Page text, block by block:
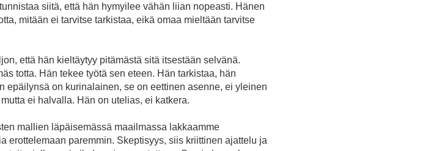
siitä, että hän hymyilee vähän liian nopeasti. Hänen
mitään ei tarvitse tarkistaa, eikä omaa mieltään tarvitse
että hän kieltäytyy pitämästä sitä itsestään selvänä.
totta. Hän tekee työtä sen eteen. Hän tarkistaa, hän
epäilynsä on kurinalainen, se on eettinen asenne, ei yleinen
ei halvalla. Hän on utelias, ei katkera.
mallien läpäisemässä maailmassa lakkaamme
erottelemaan paremmin. Skeptisyys, siis kriittinen ajattelu ja